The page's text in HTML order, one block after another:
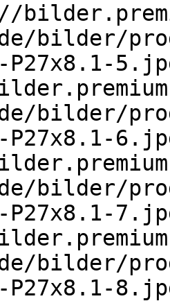
bilder/
P27x8.1-
bilder/
P27x8.1-
bilder/
P27x8.1-
bilder/
P27x8.1-